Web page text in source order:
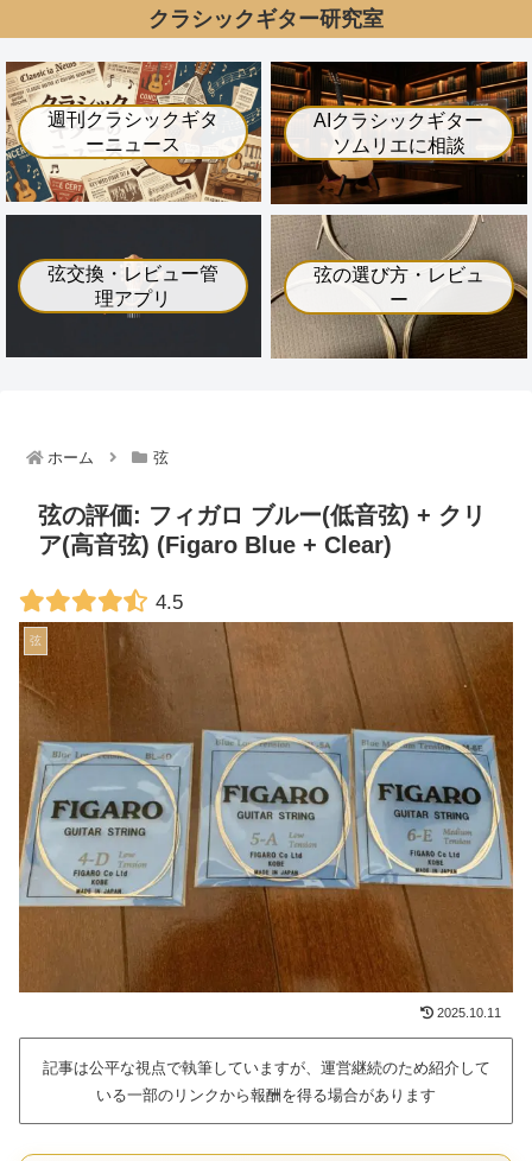
クラシックギター研究室
週刊クラシックギタ
ーニュース
AIクラシックギター
ソムリエに相談
弦交換・レビュー管
理アプリ
弦の選び方・レビュ
ー
ホーム 弦
弦の評価: フィガロ ブルー(低音弦) + クリ
ア(高音弦) (Figaro Blue + Clear)
4.5
弦
2025.10.11
記事は公平な視点で執筆していますが、運営継続のため紹介して
いる一部のリンクから報酬を得る場合があります